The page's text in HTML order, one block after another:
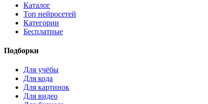
Каталог
Топ нейросетей
Категории
Бесплатные
Подборки
Для учёбы
Для кода
Для картинок
Для видео